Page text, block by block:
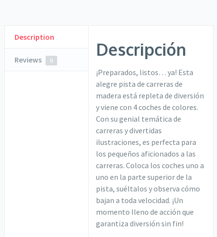
Description
Reviews 0
Descripción
¡Preparados, listos… ya! Esta
alegre pista de carreras de
madera está repleta de diversión
y viene con 4 coches de colores.
Con su genial temática de
carreras y divertidas
ilustraciones, es perfecta para
los pequeños aficionados a las
carreras. Coloca los coches uno a
uno en la parte superior de la
pista, suéltalos y observa cómo
bajan a toda velocidad. ¡Un
momento lleno de acción que
garantiza diversión sin fin!